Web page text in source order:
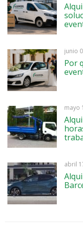
junio
Por
mayo
abril